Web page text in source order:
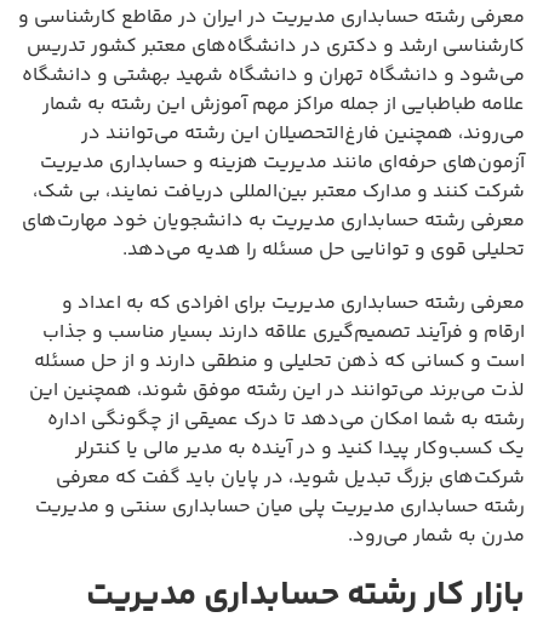
معرفی رشته حسابداری مدیریت در ایران در مقاطع کارشناسی و
کارشناسی ارشد و دکتری در دانشگاه‌های معتبر کشور تدریس
می‌شود و دانشگاه تهران و دانشگاه شهید بهشتی و دانشگاه
علامه طباطبایی از جمله مراکز مهم آموزش این رشته به شمار
می‌روند، همچنین فارغ‌التحصیلان این رشته می‌توانند در
آزمون‌های حرفه‌ای مانند مدیریت هزینه و حسابداری مدیریت
شرکت کنند و مدارک معتبر بین‌المللی دریافت نمایند، بی شک،
معرفی رشته حسابداری مدیریت به دانشجویان خود مهارت‌های
تحلیلی قوی و توانایی حل مسئله را هدیه می‌دهد.
معرفی رشته حسابداری مدیریت برای افرادی که به اعداد و
ارقام و فرآیند تصمیم‌گیری علاقه دارند بسیار مناسب و جذاب
است و کسانی که ذهن تحلیلی و منطقی دارند و از حل مسئله
لذت می‌برند می‌توانند در این رشته موفق شوند، همچنین این
رشته به شما امکان می‌دهد تا درک عمیقی از چگونگی اداره
یک کسب‌وکار پیدا کنید و در آینده به مدیر مالی یا کنترلر
شرکت‌های بزرگ تبدیل شوید، در پایان باید گفت که معرفی
رشته حسابداری مدیریت پلی میان حسابداری سنتی و مدیریت
مدرن به شمار می‌رود.
بازار کار رشته حسابداری مدیریت